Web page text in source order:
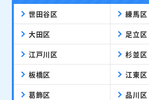
世田谷区 練馬区
大田区 足立区
江戸川区 杉並区
板橋区 江東区
葛飾区 品川区